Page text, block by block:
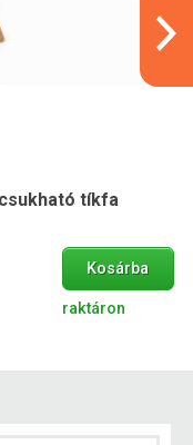
tíkfa
Kosárba
raktáron